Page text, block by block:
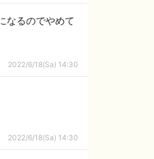
なるのでやめて
2022/6/18(Sa) 14:30
2022/6/18(Sa) 14:30